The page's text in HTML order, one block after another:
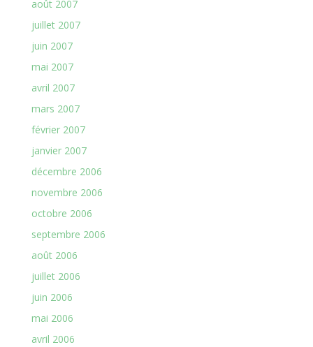
août 2007
juillet 2007
juin 2007
mai 2007
avril 2007
mars 2007
février 2007
janvier 2007
décembre 2006
novembre 2006
octobre 2006
septembre 2006
août 2006
juillet 2006
juin 2006
mai 2006
avril 2006